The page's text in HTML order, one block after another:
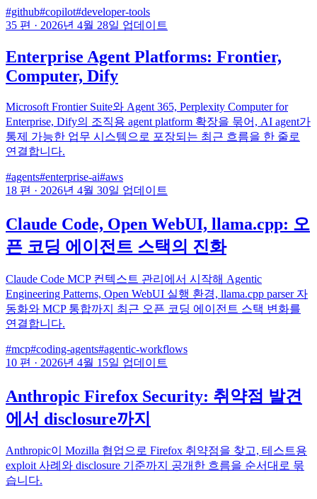
#github#copilot#developer-tools
35 편 · 2026년 4월 28일 업데이트
Enterprise Agent Platforms: Frontier,
Computer, Dify
Microsoft Frontier Suite와 Agent 365, Perplexity Computer for
Enterprise, Dify의 조직용 agent platform 확장을 묶어, AI agent가
통제 가능한 업무 시스템으로 포장되는 최근 흐름을 한 줄로
연결합니다.
#agents#enterprise-ai#aws
18 편 · 2026년 4월 30일 업데이트
Claude Code, Open WebUI, llama.cpp: 오
픈 코딩 에이전트 스택의 진화
Claude Code MCP 컨텍스트 관리에서 시작해 Agentic
Engineering Patterns, Open WebUI 실행 환경, llama.cpp parser 자
동화와 MCP 통합까지 최근 오픈 코딩 에이전트 스택 변화를
연결합니다.
#mcp#coding-agents#agentic-workflows
10 편 · 2026년 4월 15일 업데이트
Anthropic Firefox Security: 취약점 발견
에서 disclosure까지
Anthropic이 Mozilla 협업으로 Firefox 취약점을 찾고, 테스트용
exploit 사례와 disclosure 기준까지 공개한 흐름을 순서대로 묶
습니다.